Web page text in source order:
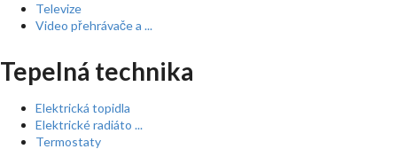
Televize
Video přehrávače a ...
Tepelná technika
Elektrická topidla
Elektrické radiáto ...
Termostaty